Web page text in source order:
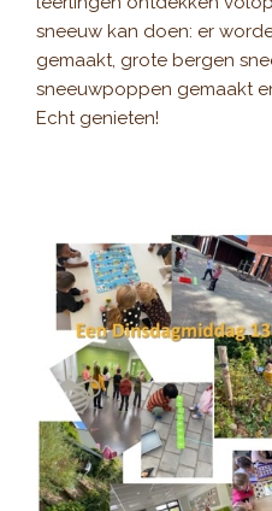
sneeuw kan doen: er
gemaakt, grote bergen
sneeuwpoppen gemaakt
Echt genieten!